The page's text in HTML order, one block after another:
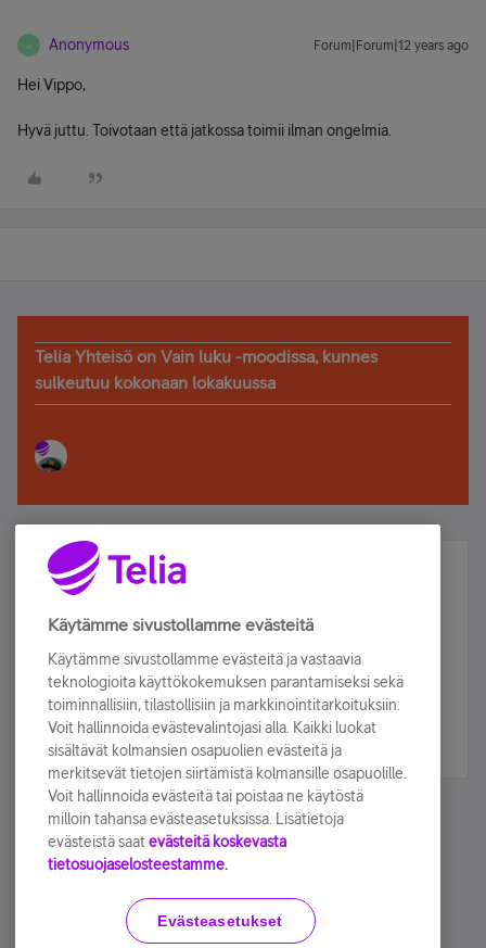
A Anonymous Forum|Forum|12 years ago
Hei Vippo,
Hyvä juttu. Toivotaan että jatkossa toimii ilman ongelmia.
Telia Yhteisö on Vain luku -moodissa, kunnes
sulkeutuu kokonaan lokakuussa
Älä jää paitsi – osallistu ja voita!
Tilaa Telian uutiskirje ja olet mukana arvonnassa.
sähköpostiisi.
Tilaa nyt
Käyttöehdot Accessibility statement
Käytämme sivustollamme evästeitä
Käytämme sivustollamme evästeitä ja vastaavia
teknologioita käyttökokemuksen parantamiseksi sekä
toiminnallisiin, tilastollisiin ja markkinointitarkoituksiin.
Voit hallinnoida evästevalintojasi alla. Kaikki luokat
sisältävät kolmansien osapuolien evästeitä ja
merkitsevät tietojen siirtämistä kolmansille osapuolille.
Voit hallinnoida evästeitä tai poistaa ne käytöstä
milloin tahansa evästeasetuksissa. Lisätietoja
evästeistä saat evästeitä koskevasta
tietosuojaselosteestamme.
Evästeasetukset